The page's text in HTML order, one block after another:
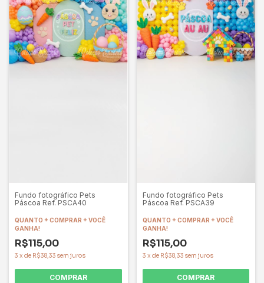
Fundo fotográfico Pets
Páscoa Ref. PSCA40
QUANTO + COMPRAR + VOCÊ
GANHA!
R$115,00
3 x de R$38,33 sem juros
COMPRAR
Fundo fotográfico Pets
Páscoa Ref. PSCA39
QUANTO + COMPRAR + VOCÊ
GANHA!
R$115,00
3 x de R$38,33 sem juros
COMPRAR